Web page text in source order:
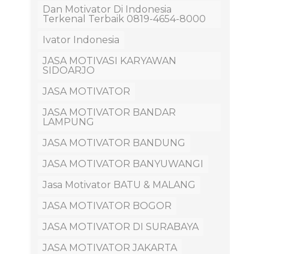
Dan Motivator Di Indonesia
Terkenal Terbaik 0819-4654-8000
Ivator Indonesia
JASA MOTIVASI KARYAWAN
SIDOARJO
JASA MOTIVATOR
JASA MOTIVATOR BANDAR
LAMPUNG
JASA MOTIVATOR BANDUNG
JASA MOTIVATOR BANYUWANGI
Jasa Motivator BATU & MALANG
JASA MOTIVATOR BOGOR
JASA MOTIVATOR DI SURABAYA
JASA MOTIVATOR JAKARTA